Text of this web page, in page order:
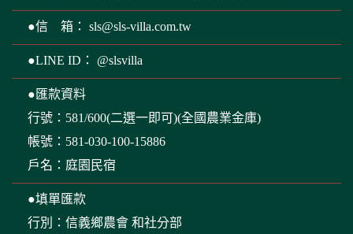
●信 箱： sls@sls-villa.com.tw
●LINE ID： @slsvilla
●匯款資料
行號：581/600(二選一即可)(全國農業金庫)
帳號：581-030-100-15886
戶名：庭園民宿
●填單匯款
行別：信義鄉農會 和社分部